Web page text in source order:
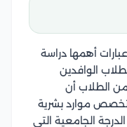
أهمها دراسة
الوافدين
من الطلاب أن
تخصص موارد بشرية
الجامعية التي